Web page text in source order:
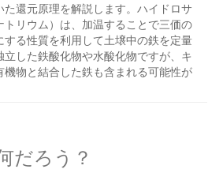
還元原理を解説します。ハイドロサ
トリウム）は、加温することで三価の
る性質を利用して土壌中の鉄を定量
立した鉄酸化物や水酸化物ですが、キ
機物と結合した鉄も含まれる可能性が
だろう？